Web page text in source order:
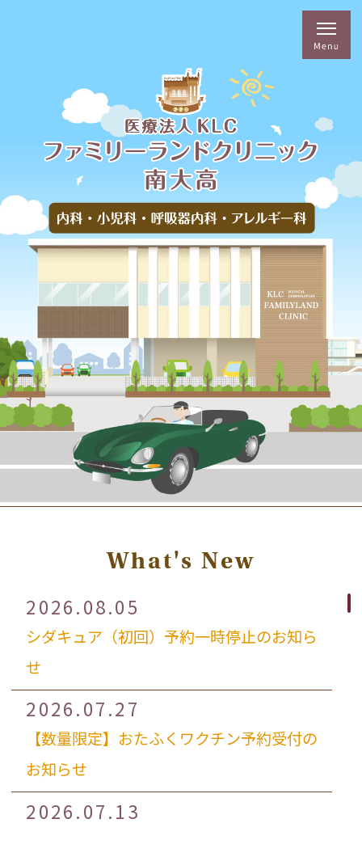
What's New
2026.08.05
シダキュア（初回）予約一時停止のお知ら
せ
2026.07.27
【数量限定】おたふくワクチン予約受付の
お知らせ
2026.07.13